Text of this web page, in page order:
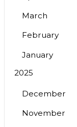
March
February
January
2025
December
November